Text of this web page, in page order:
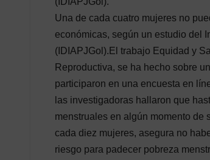
Una de cada cuatro mujeres no
económicas, según un estudio del
(IDIAPJGol).El trabajo Equidad y
Reproductiva, se ha hecho sobre
participaron en una encuesta en
las investigadoras hallaron que
menstruales en algún momento de
cada diez mujeres, asegura no
riesgo para padecer pobreza